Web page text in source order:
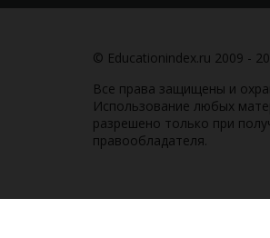
© Educationindex.ru 2009 -
Все права защищены и
Использование любых
разрешено только при
правообладателя.